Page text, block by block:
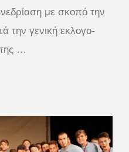
με σκοπό την
την γενική εκλογο-
…